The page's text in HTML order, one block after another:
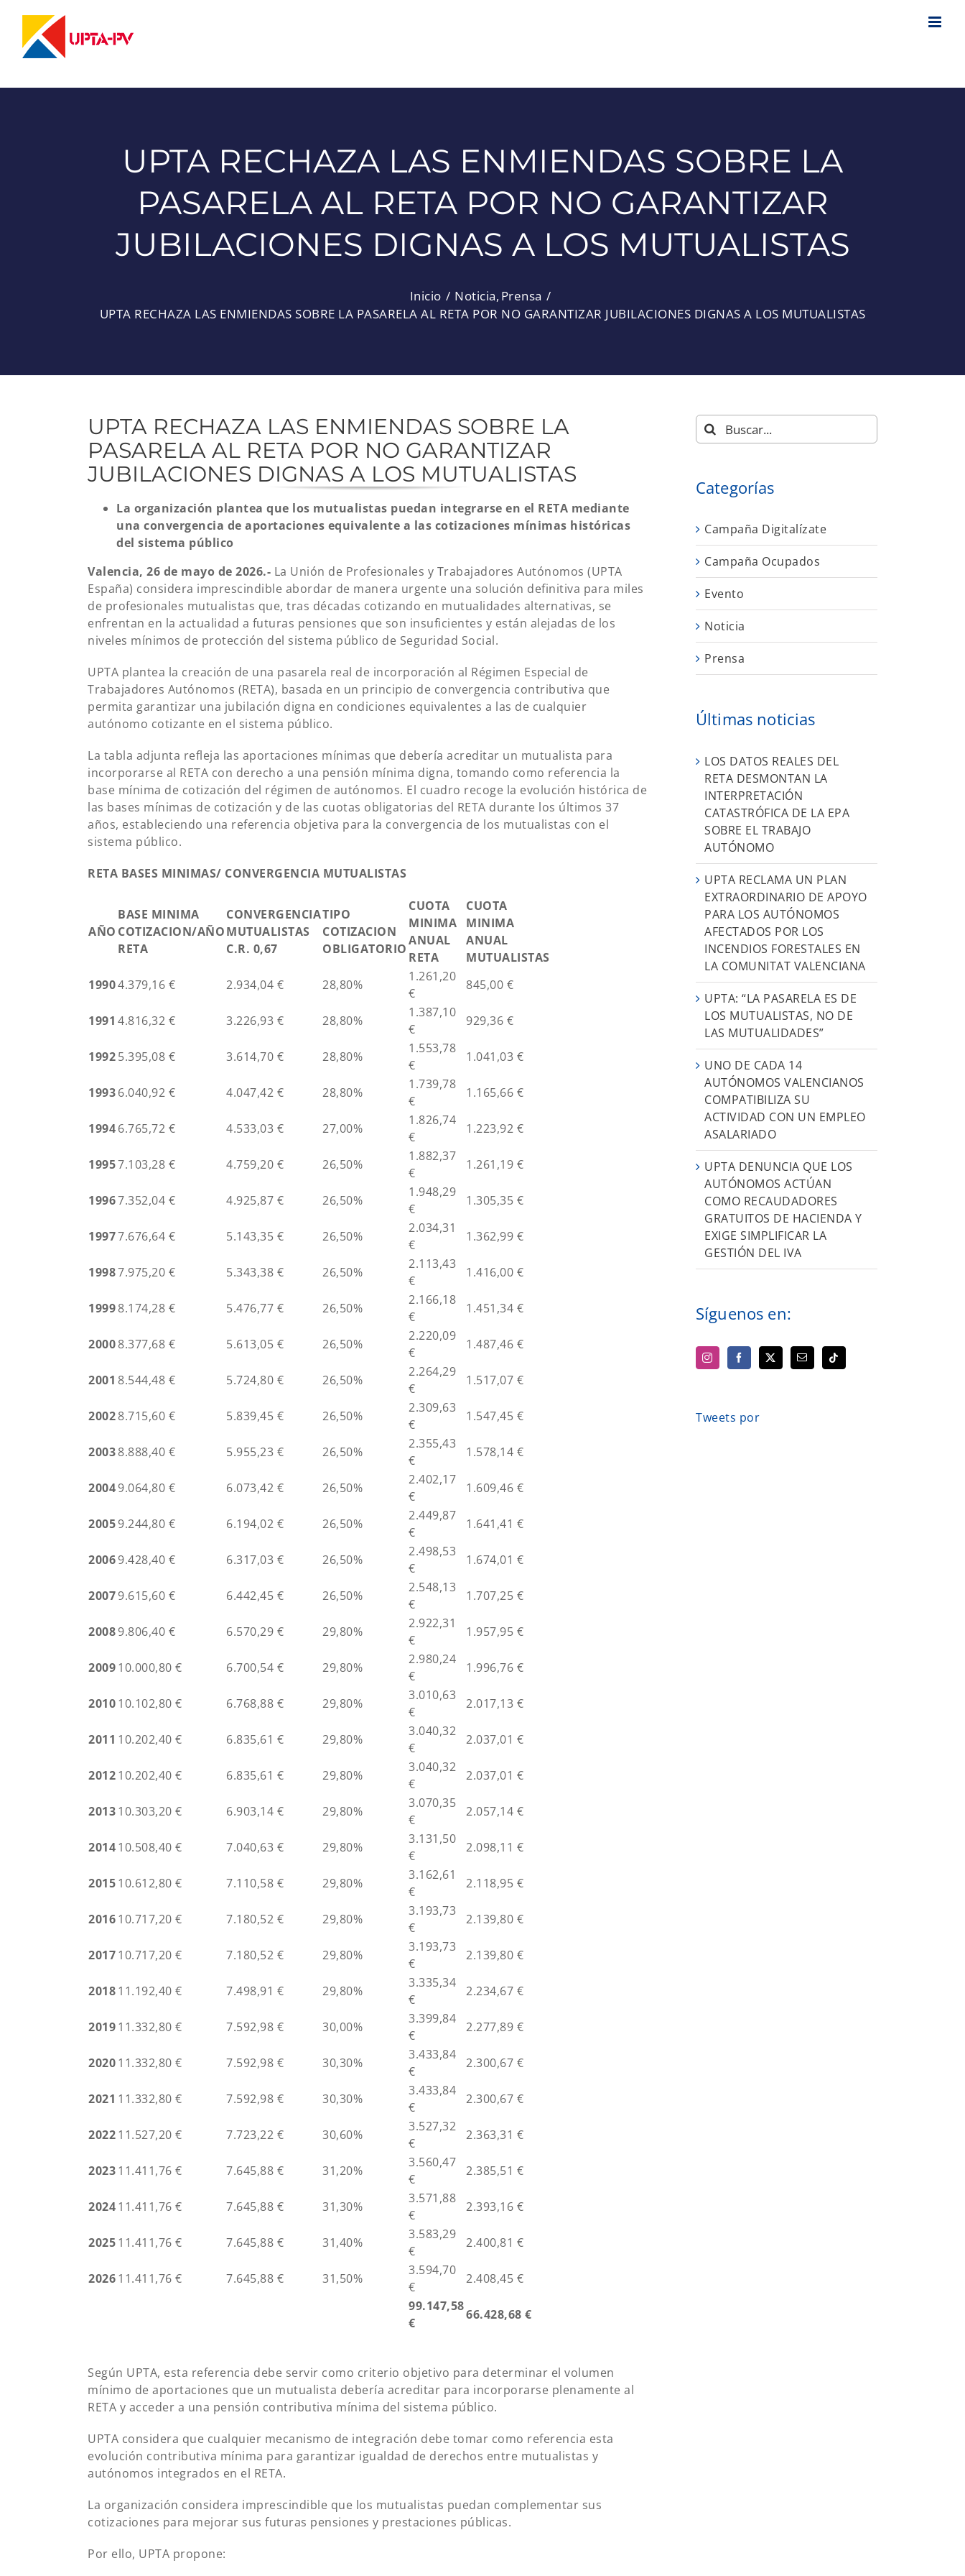
contenido
UPTA RECHAZA LAS ENMIENDAS SOBRE LA
PASARELA AL RETA POR NO GARANTIZAR
JUBILACIONES DIGNAS A LOS MUTUALISTAS
Inicio Noticia Prensa
UPTA RECHAZA LAS ENMIENDAS SOBRE LA PASARELA AL RETA POR NO GARANTIZAR JUBILACIONES DIGNAS A LOS MUTUALISTAS
UPTA RECHAZA LAS ENMIENDAS SOBRE LA
PASARELA AL RETA POR NO GARANTIZAR
JUBILACIONES DIGNAS A LOS MUTUALISTAS
La organización plantea que los mutualistas puedan integrarse en el RETA mediante
una convergencia de aportaciones equivalente a las cotizaciones mínimas históricas
del sistema público
Valencia, 26 de mayo de 2026.- La Unión de Profesionales y Trabajadores Autónomos (UPTA
España) considera imprescindible abordar de manera urgente una solución definitiva para miles
de profesionales mutualistas que, tras décadas cotizando en mutualidades alternativas, se
enfrentan en la actualidad a futuras pensiones que son insuficientes y están alejadas de los
niveles mínimos de protección del sistema público de Seguridad Social.
UPTA plantea la creación de una pasarela real de incorporación al Régimen Especial de
Trabajadores Autónomos (RETA), basada en un principio de convergencia contributiva que
permita garantizar una jubilación digna en condiciones equivalentes a las de cualquier
autónomo cotizante en el sistema público.
La tabla adjunta refleja las aportaciones mínimas que debería acreditar un mutualista para
incorporarse al RETA con derecho a una pensión mínima digna, tomando como referencia la
base mínima de cotización del régimen de autónomos. El cuadro recoge la evolución histórica de
las bases mínimas de cotización y de las cuotas obligatorias del RETA durante los últimos 37
años, estableciendo una referencia objetiva para la convergencia de los mutualistas con el
sistema público.
RETA BASES MINIMAS/ CONVERGENCIA MUTUALISTAS
AÑO
BASE MINIMA
COTIZACION/AÑO
RETA
CONVERGENCIA
MUTUALISTAS
C.R. 0,67
TIPO
COTIZACION
OBLIGATORIO
CUOTA
MINIMA
ANUAL
RETA
CUOTA
MINIMA
ANUAL
MUTUALISTAS
19904.379,16 € 2.934,04 € 28,80%
1.261,20
€
845,00 €
1991 4.816,32 € 3.226,93 € 28,80%
1.387,10
€
929,36 €
19925.395,08 € 3.614,70 € 28,80%
1.553,78
€
1.041,03 €
19936.040,92 € 4.047,42 € 28,80%
1.739,78
€
1.165,66 €
19946.765,72 € 4.533,03 € 27,00%
1.826,74
€
1.223,92 €
19957.103,28 € 4.759,20 € 26,50%
1.882,37
€
1.261,19 €
19967.352,04 € 4.925,87 € 26,50%
1.948,29
€
1.305,35 €
19977.676,64 € 5.143,35 € 26,50%
2.034,31
€
1.362,99 €
19987.975,20 € 5.343,38 € 26,50%
2.113,43
€
1.416,00 €
19998.174,28 € 5.476,77 € 26,50%
2.166,18
€
1.451,34 €
20008.377,68 € 5.613,05 € 26,50%
2.220,09
€
1.487,46 €
2001 8.544,48 € 5.724,80 € 26,50%
2.264,29
€
1.517,07 €
20028.715,60 € 5.839,45 € 26,50%
2.309,63
€
1.547,45 €
20038.888,40 € 5.955,23 € 26,50%
2.355,43
€
1.578,14 €
20049.064,80 € 6.073,42 € 26,50%
2.402,17
€
1.609,46 €
20059.244,80 € 6.194,02 € 26,50%
2.449,87
€
1.641,41 €
20069.428,40 € 6.317,03 € 26,50%
2.498,53
€
1.674,01 €
20079.615,60 € 6.442,45 € 26,50%
2.548,13
€
1.707,25 €
20089.806,40 € 6.570,29 € 29,80%
2.922,31
€
1.957,95 €
200910.000,80 € 6.700,54 € 29,80%
2.980,24
€
1.996,76 €
201010.102,80 € 6.768,88 € 29,80%
3.010,63
€
2.017,13 €
2011 10.202,40 € 6.835,61 € 29,80%
3.040,32
€
2.037,01 €
201210.202,40 € 6.835,61 € 29,80%
3.040,32
€
2.037,01 €
201310.303,20 € 6.903,14 € 29,80%
3.070,35
€
2.057,14 €
201410.508,40 € 7.040,63 € 29,80%
3.131,50
€
2.098,11 €
201510.612,80 € 7.110,58 € 29,80%
3.162,61
€
2.118,95 €
201610.717,20 € 7.180,52 € 29,80%
3.193,73
€
2.139,80 €
201710.717,20 € 7.180,52 € 29,80%
3.193,73
€
2.139,80 €
201811.192,40 € 7.498,91 € 29,80%
3.335,34
€
2.234,67 €
201911.332,80 € 7.592,98 € 30,00%
3.399,84
€
2.277,89 €
202011.332,80 € 7.592,98 € 30,30%
3.433,84
€
2.300,67 €
2021 11.332,80 € 7.592,98 € 30,30%
3.433,84
€
2.300,67 €
202211.527,20 € 7.723,22 € 30,60%
3.527,32
€
2.363,31 €
202311.411,76 € 7.645,88 € 31,20%
3.560,47
€
2.385,51 €
202411.411,76 € 7.645,88 € 31,30%
3.571,88
€
2.393,16 €
202511.411,76 € 7.645,88 € 31,40%
3.583,29
€
2.400,81 €
202611.411,76 € 7.645,88 € 31,50%
3.594,70
€
2.408,45 €
99.147,58
€
66.428,68 €
Según UPTA, esta referencia debe servir como criterio objetivo para determinar el volumen
mínimo de aportaciones que un mutualista debería acreditar para incorporarse plenamente al
RETA y acceder a una pensión contributiva mínima del sistema público.
UPTA considera que cualquier mecanismo de integración debe tomar como referencia esta
evolución contributiva mínima para garantizar igualdad de derechos entre mutualistas y
autónomos integrados en el RETA.
La organización considera imprescindible que los mutualistas puedan complementar sus
cotizaciones para mejorar sus futuras pensiones y prestaciones públicas.
Por ello, UPTA propone:
Buscar:
Categorías
Campaña Digitalízate
Campaña Ocupados
Evento
Noticia
Prensa
Últimas noticias
LOS DATOS REALES DEL
RETA DESMONTAN LA
INTERPRETACIÓN
CATASTRÓFICA DE LA EPA
SOBRE EL TRABAJO
AUTÓNOMO
UPTA RECLAMA UN PLAN
EXTRAORDINARIO DE APOYO
PARA LOS AUTÓNOMOS
AFECTADOS POR LOS
INCENDIOS FORESTALES EN
LA COMUNITAT VALENCIANA
UPTA: “LA PASARELA ES DE
LOS MUTUALISTAS, NO DE
LAS MUTUALIDADES”
UNO DE CADA 14
AUTÓNOMOS VALENCIANOS
COMPATIBILIZA SU
ACTIVIDAD CON UN EMPLEO
ASALARIADO
UPTA DENUNCIA QUE LOS
AUTÓNOMOS ACTÚAN
COMO RECAUDADORES
GRATUITOS DE HACIENDA Y
EXIGE SIMPLIFICAR LA
GESTIÓN DEL IVA
Síguenos en:
Tweets por